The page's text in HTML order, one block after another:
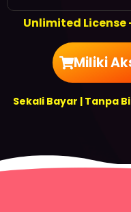
Unlimited
Miliki
Sekali Bayar | Tanpa